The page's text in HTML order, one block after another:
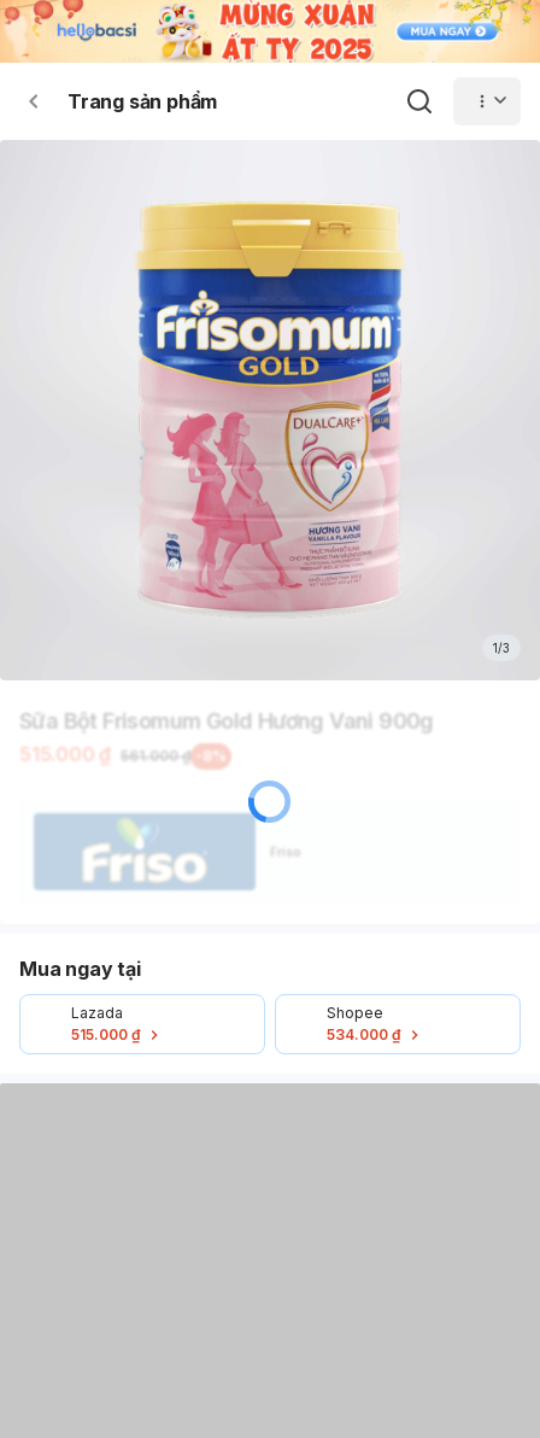
Trang sản phẩm
1/3
Sữa Bột Frisomum Gold Hương Vani 900g
515.000 ₫ 561.000 ₫ %
Friso
Mua ngay tại
Lazada
515.000 ₫
Shopee
534.000 ₫